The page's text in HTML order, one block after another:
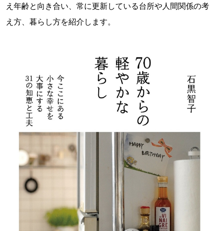
え年齢と向き合い、常に更新している台所や人間関係の考
え方、暮らし方を紹介します。